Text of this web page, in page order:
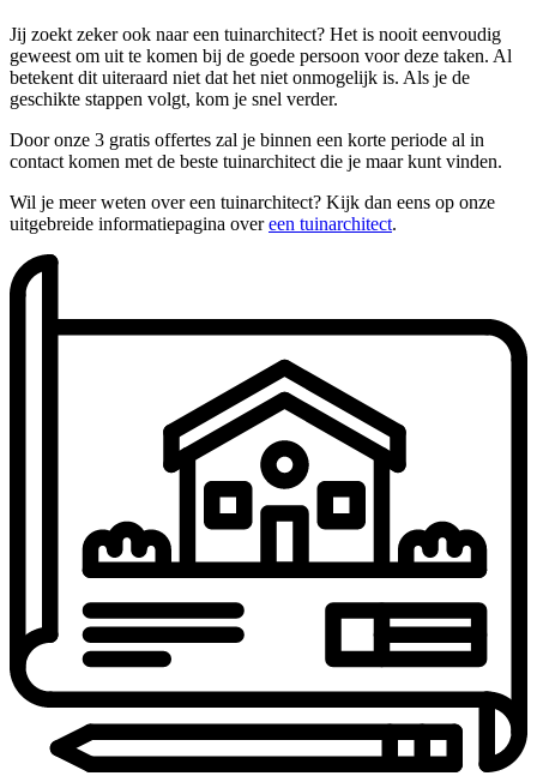
Jij zoekt zeker ook naar een tuinarchitect? Het is nooit eenvoudig
geweest om uit te komen bij de goede persoon voor deze taken. Al
betekent dit uiteraard niet dat het niet onmogelijk is. Als je de
geschikte stappen volgt, kom je snel verder.
Door onze 3 gratis offertes zal je binnen een korte periode al in
contact komen met de beste tuinarchitect die je maar kunt vinden.
Wil je meer weten over een tuinarchitect? Kijk dan eens op onze
uitgebreide informatiepagina overeen tuinarchitect.